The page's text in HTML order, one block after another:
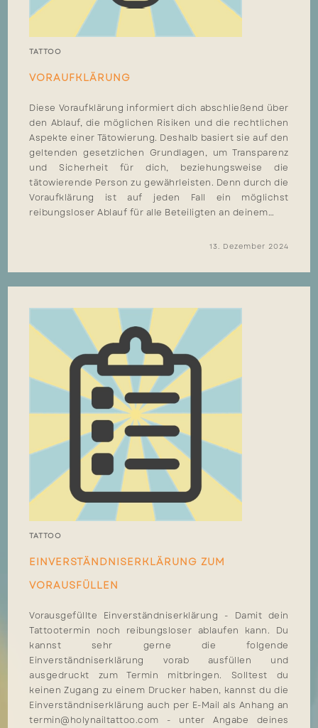
TATTOO
VORAUFKLÄRUNG
Diese Voraufklärung informiert dich abschließend über
den Ablauf, die möglichen Risiken und die rechtlichen
Aspekte einer Tätowierung. Deshalb basiert sie auf den
geltenden gesetzlichen Grundlagen, um Transparenz
und Sicherheit für dich, beziehungsweise die
tätowierende Person zu gewährleisten. Denn durch die
Voraufklärung ist auf jeden Fall ein möglichst
reibungsloser Ablauf für alle Beteiligten an deinem…
13. Dezember 2024
TATTOO
EINVERSTÄNDNISERKLÄRUNG ZUM
VORAUSFÜLLEN
Vorausgefüllte Einverständniserklärung - Damit dein
Tattootermin noch reibungsloser ablaufen kann. Du
kannst sehr gerne die folgende
Einverständniserklärung vorab ausfüllen und
ausgedruckt zum Termin mitbringen. Solltest du
keinen Zugang zu einem Drucker haben, kannst du die
Einverständniserklärung auch per E-Mail als Anhang an
termin@holynailtattoo.com - unter Angabe deines